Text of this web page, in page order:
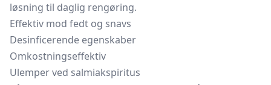
løsning til daglig rengøring.
Effektiv mod fedt og snavs
Desinficerende egenskaber
Omkostningseffektiv
Ulemper ved salmiakspiritus